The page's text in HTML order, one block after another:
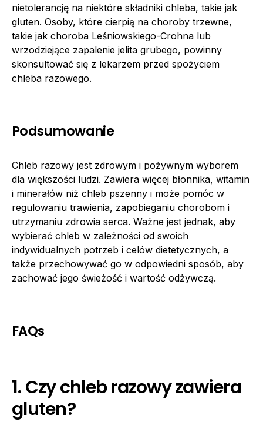
nietolerancję na niektóre składniki chleba, takie jak
gluten. Osoby, które cierpią na choroby trzewne,
takie jak choroba Leśniowskiego-Crohna lub
wrzodziejące zapalenie jelita grubego, powinny
skonsultować się z lekarzem przed spożyciem
chleba razowego.
Podsumowanie
Chleb razowy jest zdrowym i pożywnym wyborem
dla większości ludzi. Zawiera więcej błonnika, witamin
i minerałów niż chleb pszenny i może pomóc w
regulowaniu trawienia, zapobieganiu chorobom i
utrzymaniu zdrowia serca. Ważne jest jednak, aby
wybierać chleb w zależności od swoich
indywidualnych potrzeb i celów dietetycznych, a
także przechowywać go w odpowiedni sposób, aby
zachować jego świeżość i wartość odżywczą.
FAQs
1. Czy chleb razowy zawiera
gluten?